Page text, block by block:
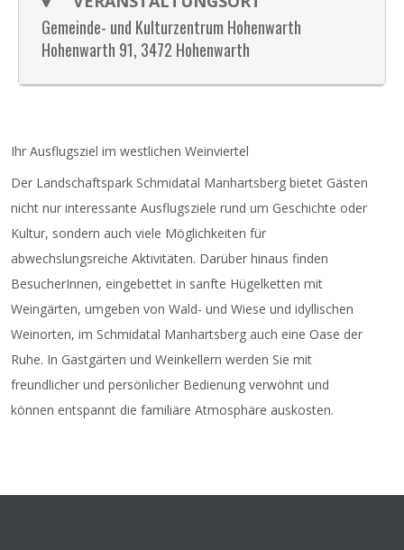
Gemeinde- und Kulturzentrum Hohenwarth
Hohenwarth 91, 3472 Hohenwarth
Ihr Ausflugsziel im westlichen Weinviertel
Der Landschaftspark Schmidatal Manhartsberg bietet Gästen
nicht nur interessante Ausflugsziele rund um Geschichte oder
Kultur, sondern auch viele Möglichkeiten für
abwechslungsreiche Aktivitäten. Darüber hinaus finden
BesucherInnen, eingebettet in sanfte Hügelketten mit
Weingärten, umgeben von Wald- und Wiese und idyllischen
Weinorten, im Schmidatal Manhartsberg auch eine Oase der
Ruhe. In Gastgärten und Weinkellern werden Sie mit
freundlicher und persönlicher Bedienung verwöhnt und
können entspannt die familiäre Atmosphäre auskosten.